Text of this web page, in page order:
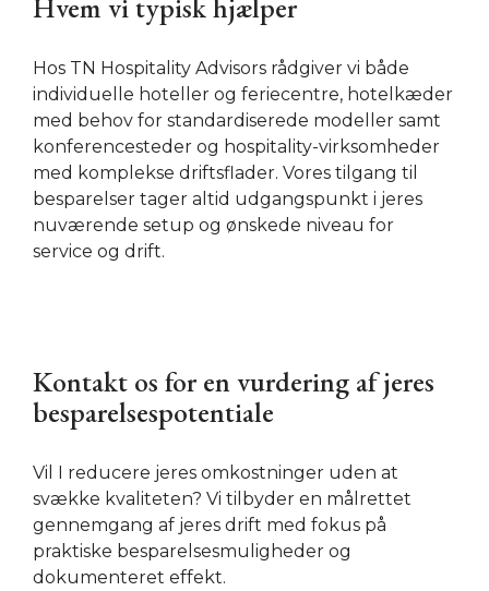
Hos TN Hospitality Advisors rådgiver vi både
individuelle hoteller og feriecentre, hotelkæder
med behov for standardiserede modeller samt
konferencesteder og hospitality-virksomheder
med komplekse driftsflader. Vores tilgang til
besparelser tager altid udgangspunkt i jeres
nuværende setup og ønskede niveau for
service og drift.
Kontakt os for en vurdering af jeres
besparelsespotentiale
Vil I reducere jeres omkostninger uden at
svække kvaliteten? Vi tilbyder en målrettet
gennemgang af jeres drift med fokus på
praktiske besparelsesmuligheder og
dokumenteret effekt.